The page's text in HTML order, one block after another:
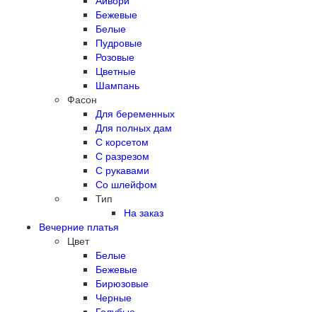
Бежевые
Белые
Пудровые
Розовые
Цветные
Шампань
Фасон
Для беременных
Для полных дам
С корсетом
С разрезом
С рукавами
Со шлейфом
Тип
На заказ
Вечерние платья
Цвет
Белые
Бежевые
Бирюзовые
Черные